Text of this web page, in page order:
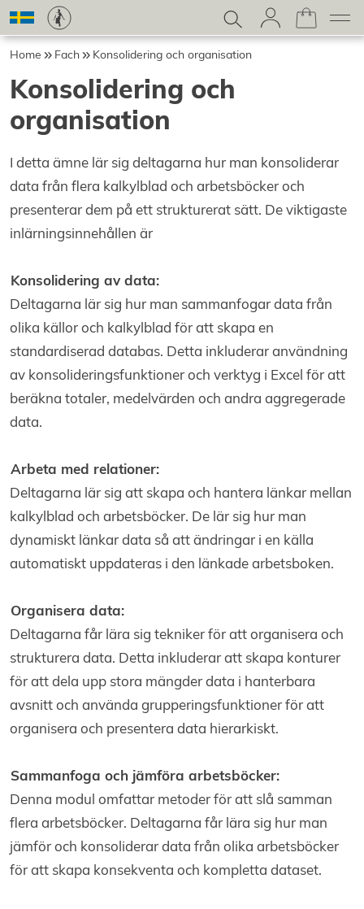
Home Fach Konsolidering och organisation
Konsolidering och
organisation
I detta ämne lär sig deltagarna hur man konsoliderar
data från flera kalkylblad och arbetsböcker och
presenterar dem på ett strukturerat sätt. De viktigaste
inlärningsinnehållen är
Konsolidering av data:
Deltagarna lär sig hur man sammanfogar data från
olika källor och kalkylblad för att skapa en
standardiserad databas. Detta inkluderar användning
av konsolideringsfunktioner och verktyg i Excel för att
beräkna totaler, medelvärden och andra aggregerade
data.
Arbeta med relationer:
Deltagarna lär sig att skapa och hantera länkar mellan
kalkylblad och arbetsböcker. De lär sig hur man
dynamiskt länkar data så att ändringar i en källa
automatiskt uppdateras i den länkade arbetsboken.
Organisera data:
Deltagarna får lära sig tekniker för att organisera och
strukturera data. Detta inkluderar att skapa konturer
för att dela upp stora mängder data i hanterbara
avsnitt och använda grupperingsfunktioner för att
organisera och presentera data hierarkiskt.
Sammanfoga och jämföra arbetsböcker:
Denna modul omfattar metoder för att slå samman
flera arbetsböcker. Deltagarna får lära sig hur man
jämför och konsoliderar data från olika arbetsböcker
för att skapa konsekventa och kompletta dataset.